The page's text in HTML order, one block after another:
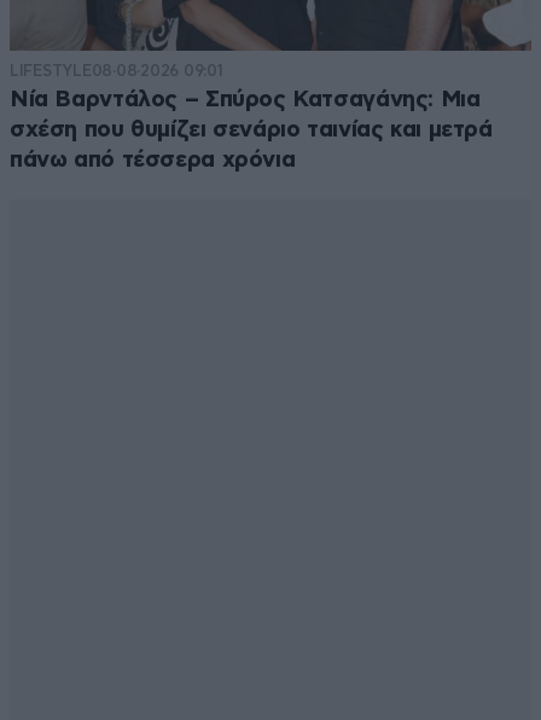
LIFESTYLE08·08·2026 09:01
Νία Βαρντάλος – Σπύρος Κατσαγάνης: Μια
σχέση που θυμίζει σενάριο ταινίας και μετρά
πάνω από τέσσερα χρόνια